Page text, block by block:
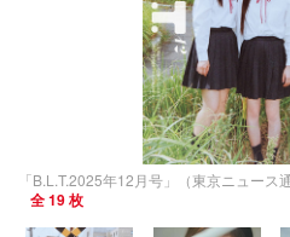
「B.L.T.2025年12月号」（東京ニュース
全 19 枚